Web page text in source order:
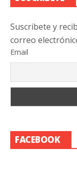
Suscribete y
correo
Email
FACEBOOK